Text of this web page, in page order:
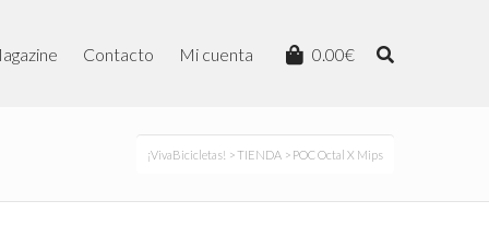
0.00€
Contacto Mi cuenta
¡VivaBicicletas! >TIENDA > POC Octal X Mips